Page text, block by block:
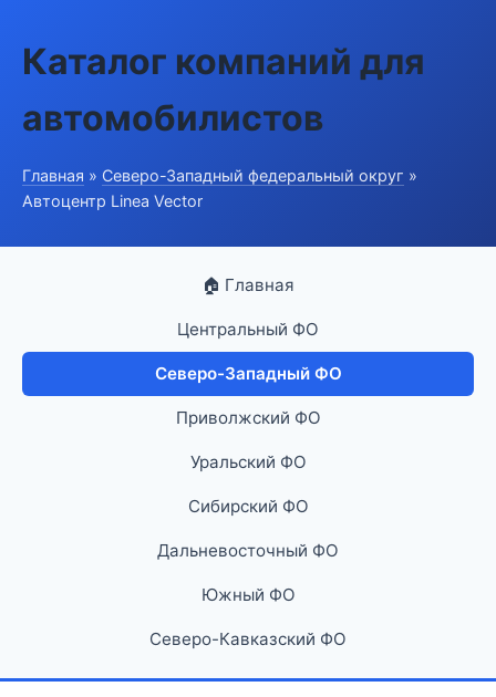
Каталог компаний для
автомобилистов
Главная » Северо-Западный федеральный округ »
Автоцентр Linea Vector
🏠 Главная
Центральный ФО
Северо-Западный ФО
Приволжский ФО
Уральский ФО
Сибирский ФО
Дальневосточный ФО
Южный ФО
Северо-Кавказский ФО